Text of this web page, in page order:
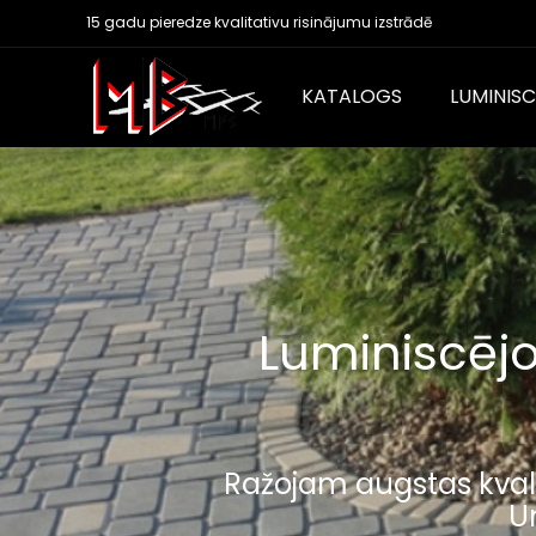
15 gadu pieredze kvalitativu risinājumu izstrādē
KATALOGS
Ražojam augstas